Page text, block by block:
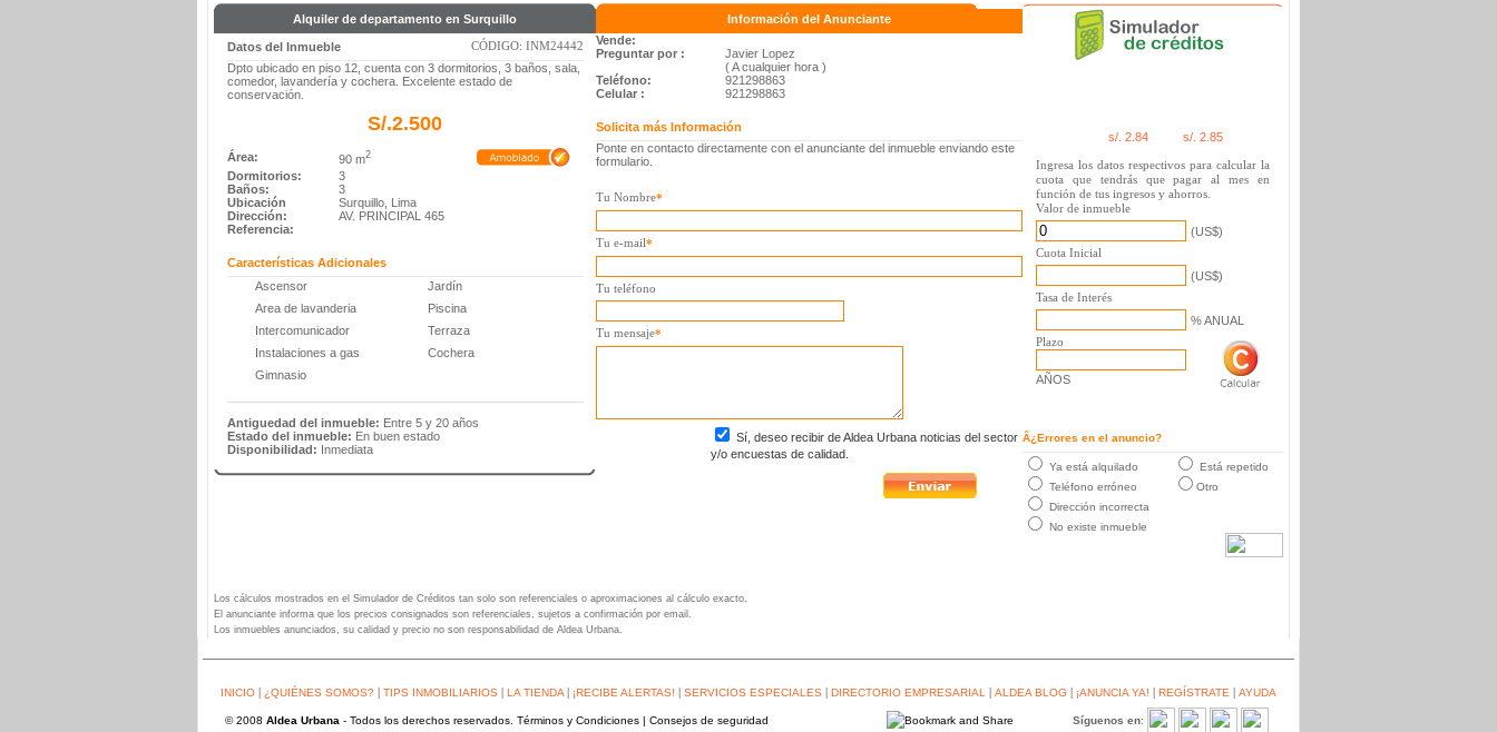
Alquiler de departamento en Surquillo
Datos del Inmueble
CÓDIGO: INM24442
Dpto ubicado en piso 12, cuenta con 3 dormitorios, 3 baños, sala,
comedor, lavandería y cochera. Excelente estado de
conservación.
S/.2.500
Área: 90 m2
Dormitorios:
3
Baños:
3
Ubicación
Surquillo, Lima
Dirección:
AV. PRINCIPAL 465
Referencia:
Características Adicionales
Ascensor
Jardín
Area de lavanderia
Piscina
Intercomunicador
Terraza
Instalaciones a gas
Cochera
Gimnasio
Antiguedad del inmueble: Entre 5 y 20 años
Estado del inmueble: En buen estado
Disponibilidad: Inmediata
Información del Anunciante
Vende:
Preguntar por :
Javier Lopez
( A cualquier hora )
Teléfono:
921298863
Celular :
921298863
Solicita más Información
Ponte en contacto directamente con el anunciante del inmueble enviando este
formulario.
Tu Nombre*
Tu e-mail*
Tu teléfono
Tu mensaje*
Sí, deseo recibir de Aldea Urbana noticias del sector
y/o encuestas de calidad.
s/. 2.84 s/. 2.85
Ingresa los datos respectivos para calcular la
cuota que tendrás que pagar al mes en
función de tus ingresos y ahorros.
Valor de inmueble
(US$)
Cuota Inicial
(US$)
Tasa de Interés
% ANUAL
Plazo
AÑOS
Â¿Errores en el anuncio?
Ya está alquilado
Teléfono erróneo
Dirección incorrecta
No existe inmueble
Está repetido
Otro
Los cálculos mostrados en el Simulador de Créditos tan solo son referenciales o aproximaciones al cálculo exacto.
El anunciante informa que los precios consignados son referenciales, sujetos a confirmación por email.
Los inmuebles anunciados, su calidad y precio no son responsabilidad de Aldea Urbana.
INICIO | ¿QUIÉNES SOMOS? | TIPS INMOBILIARIOS | LA TIENDA | ¡RECIBE ALERTAS! | SERVICIOS ESPECIALES | DIRECTORIO EMPRESARIAL | ALDEA BLOG | ¡ANUNCIA YA! | REGÍSTRATE | AYUDA
© 2008 Aldea Urbana - Todos los derechos reservados. Términos y Condiciones | Consejos de seguridad Síguenos en: